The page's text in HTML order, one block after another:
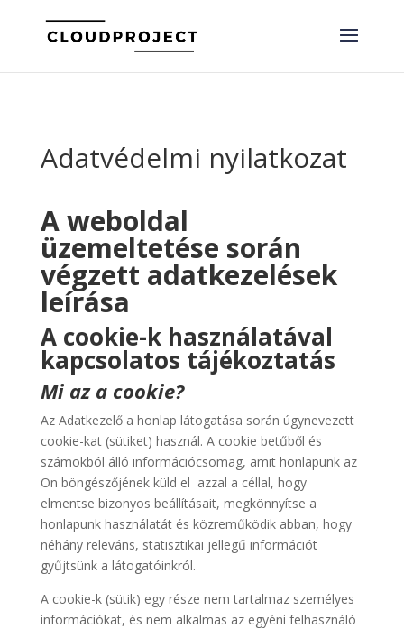
Adatvédelmi nyilatkozat
A weboldal
üzemeltetése során
végzett adatkezelések
leírása
A cookie-k használatával
kapcsolatos tájékoztatás
Mi az a cookie?
Az Adatkezelő a honlap látogatása során úgynevezett
cookie-kat (sütiket) használ. A cookie betűből és
számokból álló információcsomag, amit honlapunk az
Ön böngészőjének küld el azzal a céllal, hogy
elmentse bizonyos beállításait, megkönnyítse a
honlapunk használatát és közreműködik abban, hogy
néhány releváns, statisztikai jellegű információt
gyűjtsünk a látogatóinkról.
A cookie-k (sütik) egy része nem tartalmaz személyes
információkat, és nem alkalmas az egyéni felhasználó